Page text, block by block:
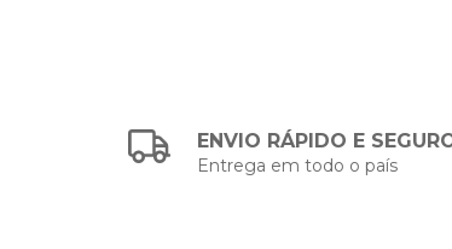
ENVIO RÁPIDO E
Entrega em todo o país